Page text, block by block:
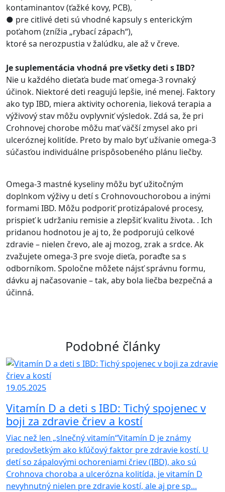
kontaminantov (ťažké kovy, PCB),
● pre citlivé deti sú vhodné kapsuly s enterickým
poťahom (znížia „rybací zápach“),
ktoré sa nerozpustia v žalúdku, ale až v čreve.
Je suplementácia vhodná pre všetky deti s IBD?
Nie u každého dieťaťa bude mať omega-3 rovnaký
účinok. Niektoré deti reagujú lepšie, iné menej. Faktory
ako typ IBD, miera aktivity ochorenia, lieková terapia a
výživový stav môžu ovplyvniť výsledok. Zdá sa, že pri
Crohnovej chorobe môžu mať väčší zmysel ako pri
ulceróznej kolitíde. Preto by malo byť užívanie omega-3
súčasťou individuálne prispôsobeného plánu liečby.
Omega-3 mastné kyseliny môžu byť užitočným
doplnkom výživy u detí s Crohnovouchorobou a inými
formami IBD. Môžu podporiť protizápalové procesy,
prispieť k udržaniu remisie a zlepšiť kvalitu života. . Ich
pridanou hodnotou je aj to, že podporujú celkové
zdravie – nielen črevo, ale aj mozog, zrak a srdce. Ak
zvažujete omega-3 pre svoje dieťa, poraďte sa s
odborníkom. Spoločne môžete nájsť správnu formu,
dávku aj načasovanie – tak, aby bola liečba bezpečná a
účinná.
Podobné články
19.05.2025
Vitamín D a deti s IBD: Tichý spojenec v
boji za zdravie čriev a kostí
Viac než len „slnečný vitamín“Vitamín D je známy
predovšetkým ako kľúčový faktor pre zdravie kostí. U
detí so zápalovými ochoreniami čriev (IBD), ako sú
Crohnova choroba a ulcerózna kolitída, je vitamín D
nevyhnutný nielen pre zdravie kostí, ale aj pre sp...